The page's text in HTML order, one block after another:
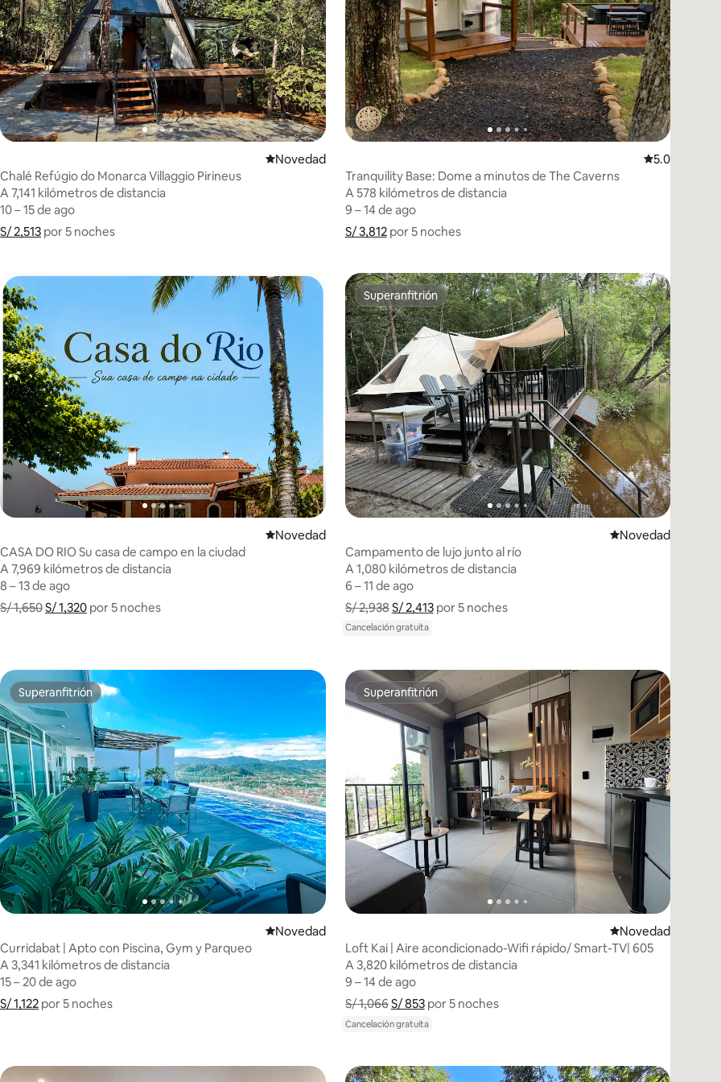
Chalé Refúgio do Monarca Villaggio Pirineus
A 7,141 kilómetros de distancia
A 7,141 kilómetros de distancia
10 – 15 de ago
10 – 15 de ago
S/ 2,513 Muestra el desglose del precio
por 5 noches
S/ 2,513 por 5 noches
Lugar para hospedarse
Novedad
Tranquility Base: Dome a minutos de The Caverns
A 578 kilómetros de distancia
A 578 kilómetros de distancia
9 – 14 de ago
9 – 14 de ago
S/ 3,812Muestra el desglose del precio
por 5 noches
S/ 3,812 por 5 noches
Calificación
5.0
CASA DO RIO Su casa de campo en la ciudad
A 7,969 kilómetros de distancia
A 7,969 kilómetros de distancia
8 – 13 de ago
8 – 13 de ago
S/ 1,650S/ 1,320 Muestra el desglose del precio
por 5 noches
Lugar para hospedarse
Novedad
Superanfitrión
Superanfitrión
Campamento de lujo junto al río
A 1,080 kilómetros de distancia
A 1,080 kilómetros de distancia
6 – 11 de ago
6 – 11 de ago
S/ 2,938S/ 2,413Muestra el desglose del precio
por 5 noches
Cancelación gratuita
Lugar para
Novedad
Superanfitrión
Superanfitrión
Curridabat | Apto con Piscina, Gym y Parqueo
A 3,341 kilómetros de distancia
A 3,341 kilómetros de distancia
15 – 20 de ago
15 – 20 de ago
S/ 1,122 Muestra el desglose del precio
por 5 noches
S/ 1,122 por 5 noches
Lugar para hospedarse
Novedad
Superanfitrión
Superanfitrión
Loft Kai | Aire acondicionado-Wifi rápido/ Smart-TV| 605
A 3,820 kilómetros de distancia
A 3,820 kilómetros de distancia
9 – 14 de ago
9 – 14 de ago
S/ 1,066S/ 853Muestra el desglose del precio
por 5 noches
Cancelación gratuita
Lugar para
Novedad